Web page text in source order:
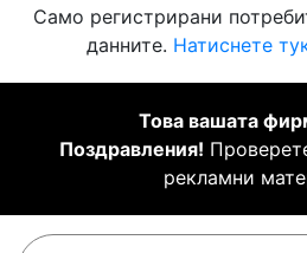
Само регистрирани
данните. Натиснете
Това вашата
Поздравления!
рекламни